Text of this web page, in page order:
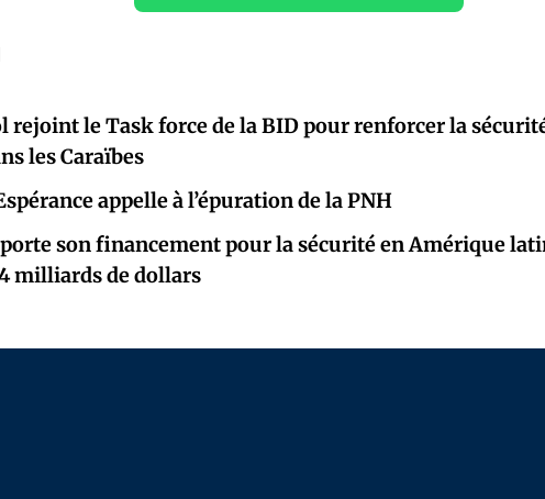
rejoint le Task force de la BID pour renforcer la
les Caraïbes
appelle à l’épuration de la PNH
son financement pour la sécurité en Amérique
milliards de dollars